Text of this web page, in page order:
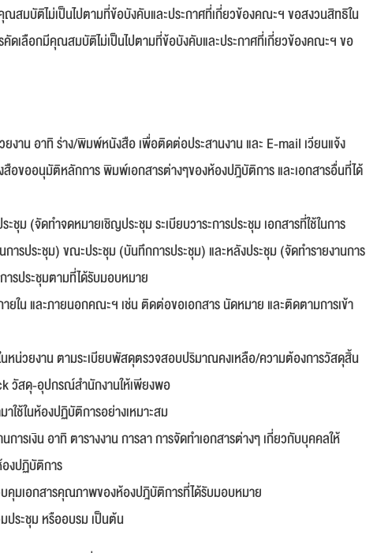
สมบัติไม่เป็นไปตามที่ข้อบังคับและประกาศที่เกี่ยวข้องคณะฯ ขอสงวนสิทธิใน
ดเลือกมีคุณสมบัติไม่เป็นไปตามที่ข้อบังคับและประกาศที่เกี่ยวข้องคณะฯ ขอ
งาน อาทิ ร่าง/พิมพ์หนังสือ เพื่อติดต่อประสานงาน และ E-mail เวียนแจ้ง
อขออนุมัติหลักการ พิมพ์เอกสารต่างๆของห้องปฎิบัติการ และเอกสารอื่นที่ได้
ชุม (จัดทำจดหมายเชิญประชุม ระเบียบวาระการประชุม เอกสารที่ใช้ในการ
ารประชุม) ขณะประชุม (บันทึกการประชุม) และหลังประชุม (จัดทำรายงานการ
ารประชุมตามที่ได้รับมอบหมาย
ยใน และภายนอกคณะฯ เช่น ติดต่อขอเอกสาร นัดหมาย และติดตามการเข้า
น่วยงาน ตามระเบียบพัสดุตรวจสอบปริมาณคงเหลือ/ความต้องการวัสดุสิ้น
วัสดุ-อุปกรณ์สำนักงานให้เพียงพอ
ใช้ในห้องปฏิบัติการอย่างเหมาะสม
ารเงิน อาทิ ตารางงาน การลา การจัดทำเอกสารต่างๆ เกี่ยวกับบุคคลให้
งปฏิบัติการ
มเอกสารคุณภาพของห้องปฎิบัติการที่ได้รับมอบหมาย
ประชุม หรืออบรม เป็นต้น